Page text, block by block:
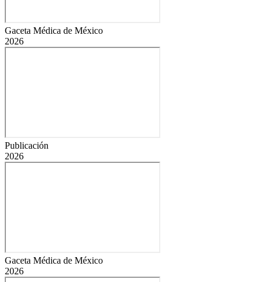
Gaceta Médica de México
2026
Publicación
2026
Gaceta Médica de México
2026